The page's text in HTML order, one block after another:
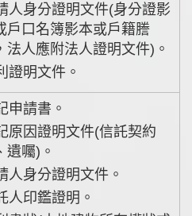
戶口名簿影本或戶籍謄
法人應附法人證明文件)。
利證明文件。
記申請書。
遺囑)。
請人身分證明文件。
託人印鑑證明。